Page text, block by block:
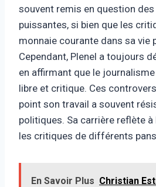
souvent remis en question
puissantes, si bien que les
monnaie courante dans sa vie
Cependant, Plenel a toujours
en affirmant que le
libre et critique. Ces
point son travail a souvent
politiques. Sa carrière reflète
les critiques de différents
En Savoir Plus Christian